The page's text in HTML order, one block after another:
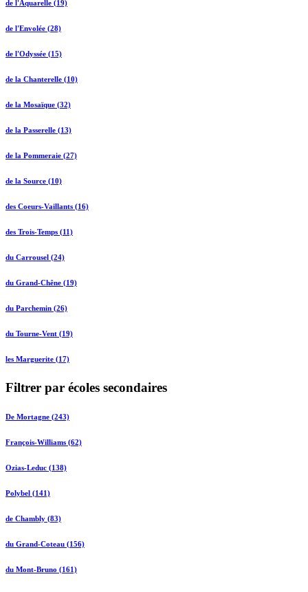
de l'Aquarelle (19)
de l'Envolée (28)
de l'Odyssée (15)
de la Chanterelle (10)
de la Mosaïque (32)
de la Passerelle (13)
de la Pommeraie (27)
de la Source (10)
des Coeurs-Vaillants (16)
des Trois-Temps (11)
du Carrousel (24)
du Grand-Chêne (19)
du Parchemin (26)
du Tourne-Vent (19)
les Marguerite (17)
Filtrer par écoles secondaires
De Mortagne (243)
François-Williams (62)
Ozias-Leduc (138)
Polybel (141)
de Chambly (83)
du Grand-Coteau (156)
du Mont-Bruno (161)